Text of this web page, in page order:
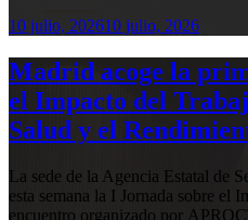
10 julio, 202610 julio, 2026
Madrid acoge la
el Impacto del
Salud y el
La sede de la Agencia Estatal de
esta semana la I Jornada sobre el
encuentro organizado por